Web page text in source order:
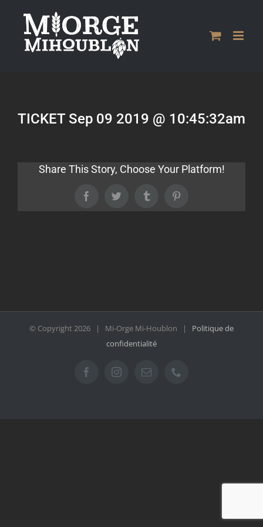
contenu
TICKET Sep 09 2019 @ 10:45:32am
Share This Story, Choose Your Platform!
FacebookTwitter Tumblr
© Copyright2026 | Mi-Orge Mi-Houblon | Politique de
confidentialité
FacebookInstagramEmail